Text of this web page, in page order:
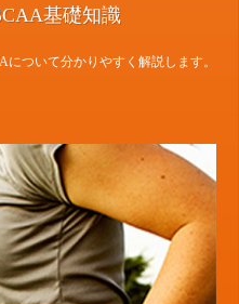
基礎知識
ついて分かりやすく解説します。